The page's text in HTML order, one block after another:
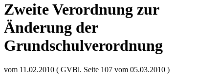
Zweite Verordnung zur
Änderung der
Grundschulverordnung
vom 11.02.2010 ( GVBl. Seite 107 vom 05.03.2010 )